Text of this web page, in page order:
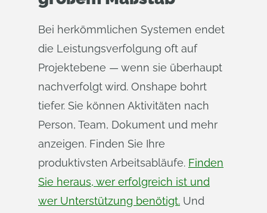
Bei herkömmlichen Systemen endet
die Leistungsverfolgung oft auf
Projektebene — wenn sie überhaupt
nachverfolgt wird. Onshape bohrt
tiefer. Sie können Aktivitäten nach
Person, Team, Dokument und mehr
anzeigen. Finden Sie Ihre
produktivsten Arbeitsabläufe. Finden
Sie heraus, wer erfolgreich ist und
wer Unterstützung benötigt. Und